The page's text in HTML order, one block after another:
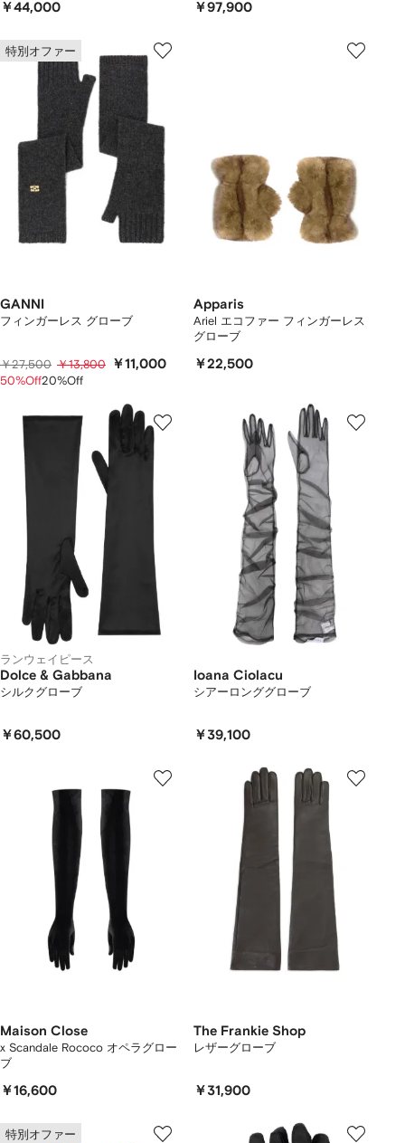
￥44,000 ￥97,900
特別オファー
GANNI
フィンガーレス グローブ
￥27,500 ￥13,800 ￥11,000
50%Off20%Off
Apparis
Ariel エコファー フィンガーレス
グローブ
￥22,500
ランウェイピース
Dolce & Gabbana
シルクグローブ
￥60,500
Ioana Ciolacu
シアーロンググローブ
￥39,100
Maison Close
x Scandale Rococo オペラグロー
ブ
￥16,600
The Frankie Shop
レザーグローブ
￥31,900
特別オファー